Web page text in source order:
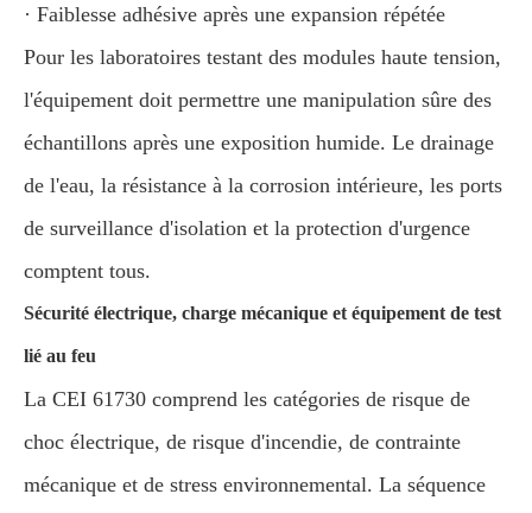
· Faiblesse adhésive après une expansion répétée
Pour les laboratoires testant des modules haute tension,
l'équipement doit permettre une manipulation sûre des
échantillons après une exposition humide. Le drainage
de l'eau, la résistance à la corrosion intérieure, les ports
de surveillance d'isolation et la protection d'urgence
comptent tous.
Sécurité électrique, charge mécanique et équipement de test
lié au feu
La CEI 61730 comprend les catégories de risque de
choc électrique, de risque d'incendie, de contrainte
mécanique et de stress environnemental. La séquence